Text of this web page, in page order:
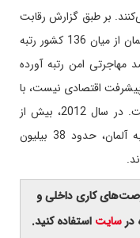
بر طبق گزارش رقابت
پذیری سفر و گردشگری سال 2017، کشور آلمان از میان 136 کشور رتبه
امن رتبه آورده
اقتصادی نیست، با
این حال به اقتصاد ملی این کشور کرده است. در سال 2012، بیش از
30.4 میلیون توریست بین‌المللی با ورود به آلمان، حدود 38‏‏ بیلیون
.
کاری داخلی و
درسایتاستفاده کنید.